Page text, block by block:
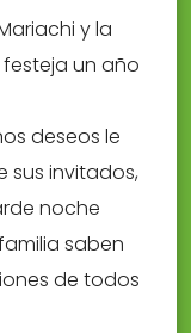
y la
un año
deseos le
sus invitados,
noche
saben
de todos